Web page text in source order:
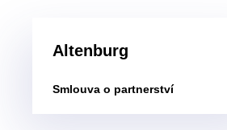
Altenburg
Smlouva o partnerství